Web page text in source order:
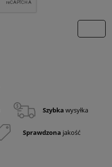
Szybka wysyłka
Sprawdzona jakość